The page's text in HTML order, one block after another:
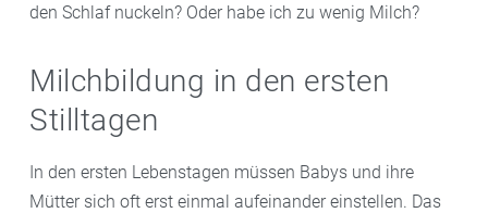
den Schlaf nuckeln? Oder habe ich zu wenig Milch?
Milchbildung in den ersten
Stilltagen
In den ersten Lebenstagen müssen Babys und ihre
Mütter sich oft erst einmal aufeinander einstellen. Das